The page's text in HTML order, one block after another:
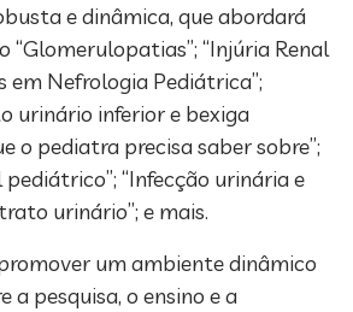
e dinâmica, que abordará
“Glomerulopatias”; “Injúria Renal
em Nefrologia Pediátrica”;
urinário inferior e bexiga
o pediatra precisa saber sobre”;
“Infecção urinária e
urinário”; e mais.
um ambiente dinâmico
a pesquisa, o ensino e a